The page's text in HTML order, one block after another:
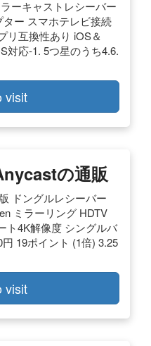
ーキャストレシーバー
ー スマホテレビ接続
リ互換性あり iOS＆
対応-1. 5つ星のうち4.6.
visit
の通販
ドングルレシーバー
ミラーリング HDTV
ト4K解像度 シングルバ
19ポイント (1倍) 3.25
visit